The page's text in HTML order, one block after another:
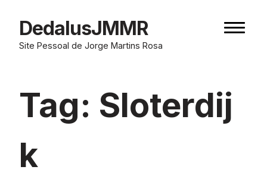
contentDedalusJMMR
Site Pessoal de Jorge Martins Rosa
Tag: Sloterdij
k